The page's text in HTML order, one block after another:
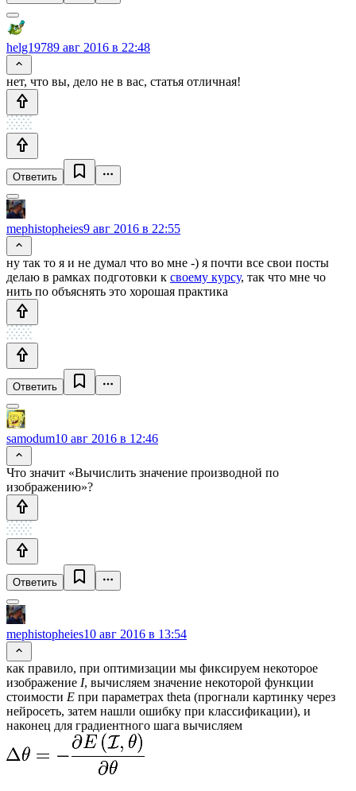
helg19789 авг 2016 в 22:48
нет, что вы, дело не в вас, статья отличная!
Ответить
mephistopheies9 авг 2016 в 22:55
ну так то я и не думал что во мне -) я почти все свои посты
делаю в рамках подготовки к своему курсу, так что мне чо
нить по объяснять это хорошая практика
Ответить
samodum10 авг 2016 в 12:46
Что значит «Вычислить значение производной по
изображению»?
Ответить
mephistopheies10 авг 2016 в 13:54
как правило, при оптимизации мы фиксируем некоторое
изображение I, вычисляем значение некоторой функции
стоимости E при параметрах theta (прогнали картинку через
нейросеть, затем нашли ошибку при классификации), и
наконец для градиентного шага вычисляем